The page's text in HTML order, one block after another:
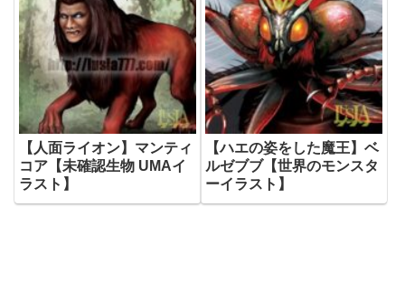
【人面ライオン】マンティ
コア【未確認生物 UMAイ
ラスト】
【ハエの姿をした魔王】ベ
ルゼブブ【世界のモンスタ
ーイラスト】